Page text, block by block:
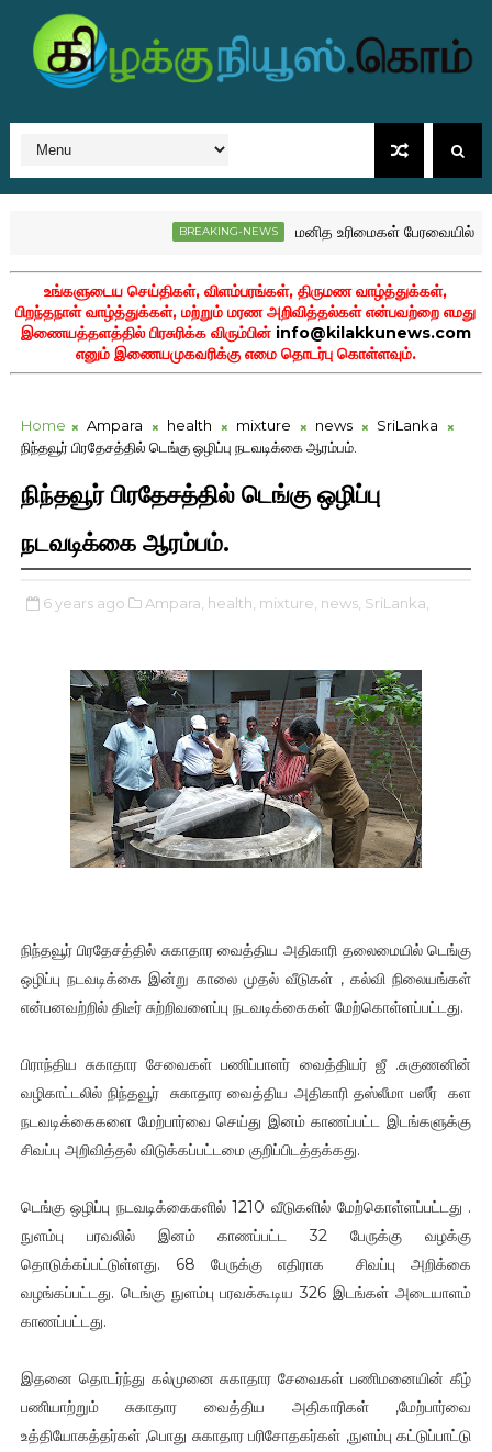
BREAKING-NEWS மனித உரிமைகள் பேரவையில் இலங்கை
சுவிஸில் மரணம்!
உங்களுடைய செய்திகள், விளம்பரங்கள், திருமண வாழ்த்துக்கள்,
பிறந்தநாள் வாழ்த்துக்கள், மற்றும் மரண அறிவித்தல்கள் என்பவற்றை எமது
இணையத்தளத்தில் பிரசுரிக்க விரும்பின் info@kilakkunews.com
எனும் இணையமுகவரிக்கு எமை தொடர்பு கொள்ளவும்.
Home Ampara health mixture news
SriLanka
நிந்தவூர் பிரதேசத்தில் டெங்கு ஒழிப்பு நடவடிக்கை ஆரம்பம்.
நிந்தவூர் பிரதேசத்தில் டெங்கு ஒழிப்பு
நடவடிக்கை ஆரம்பம்.
6 years ago Ampara, health, mixture, news, SriLanka,
நிந்தவூர் பிரதேசத்தில் சுகாதார வைத்திய அதிகாரி தலைமையில் டெங்கு
ஒழிப்பு நடவடிக்கை இன்று காலை முதல் வீடுகள் , கல்வி நிலையங்கள்
என்பனவற்றில் திடீர் சுற்றிவளைப்பு நடவடிக்கைகள் மேற்கொள்ளப்பட்டது.
பிராந்திய சுகாதார சேவைகள் பணிப்பாளர் வைத்தியர் ஜீ .சுகுணனின்
வழிகாட்டலில் நிந்தவூர் சுகாதார வைத்திய அதிகாரி தஸ்லீமா பஸீர் கள
நடவடிக்கைகளை மேற்பார்வை செய்து இனம் காணப்பட்ட இடங்களுக்கு
சிவப்பு அறிவித்தல் விடுக்கப்பட்டமை குறிப்பிடத்தக்கது.
டெங்கு ஒழிப்பு நடவடிக்கைகளில் 1210 வீடுகளில் மேற்கொள்ளப்பட்டது .
நுளம்பு பரவலில் இனம் காணப்பட்ட 32 பேருக்கு வழக்கு
தொடுக்கப்பட்டுள்ளது. 68 பேருக்கு எதிராக சிவப்பு அறிக்கை
வழங்கப்பட்டது. டெங்கு நுளம்பு பரவக்கூடிய 326 இடங்கள் அடையாளம்
காணப்பட்டது.
இதனை தொடர்ந்து கல்முனை சுகாதார சேவைகள் பணிமனையின் கீழ்
பணியாற்றும் சுகாதார வைத்திய அதிகாரிகள் ,மேற்பார்வை
உத்தியோகத்தர்கள் ,பொது சுகாதார பரிசோதகர்கள் ,நுளம்பு கட்டுப்பாட்டு